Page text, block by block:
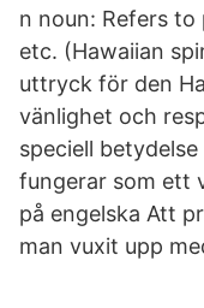
n noun: Refers to
etc. (Hawaiian
uttryck för den
vänlighet och
speciell
fungerar som ett
på engelska Att
man vuxit upp